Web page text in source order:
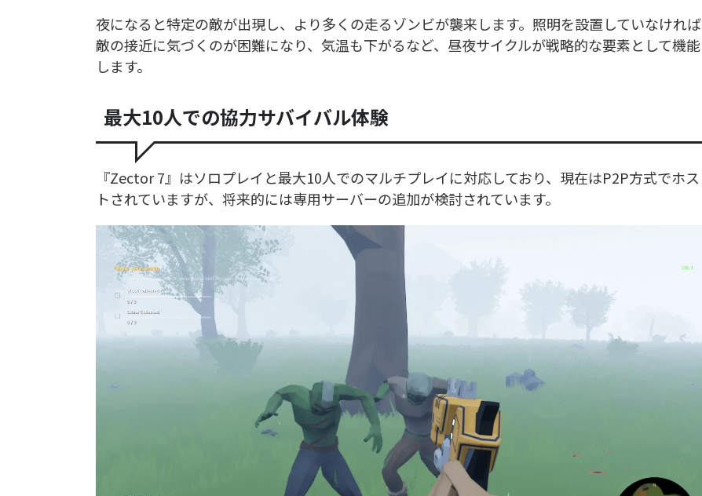
夜になると特定の敵が出現し、より多くの走るゾンビが襲来します。照明を設置していなければ
敵の接近に気づくのが困難になり、気温も下がるなど、昼夜サイクルが戦略的な要素として機能
します。
最大10人での協力サバイバル体験
『Zector 7』はソロプレイと最大10人でのマルチプレイに対応しており、現在はP2P方式でホス
トされていますが、将来的には専用サーバーの追加が検討されています。